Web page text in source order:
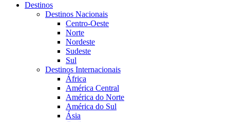
Destinos
Destinos Nacionais
Centro-Oeste
Norte
Nordeste
Sudeste
Sul
Destinos Internacionais
África
América Central
América do Norte
América do Sul
Ásia